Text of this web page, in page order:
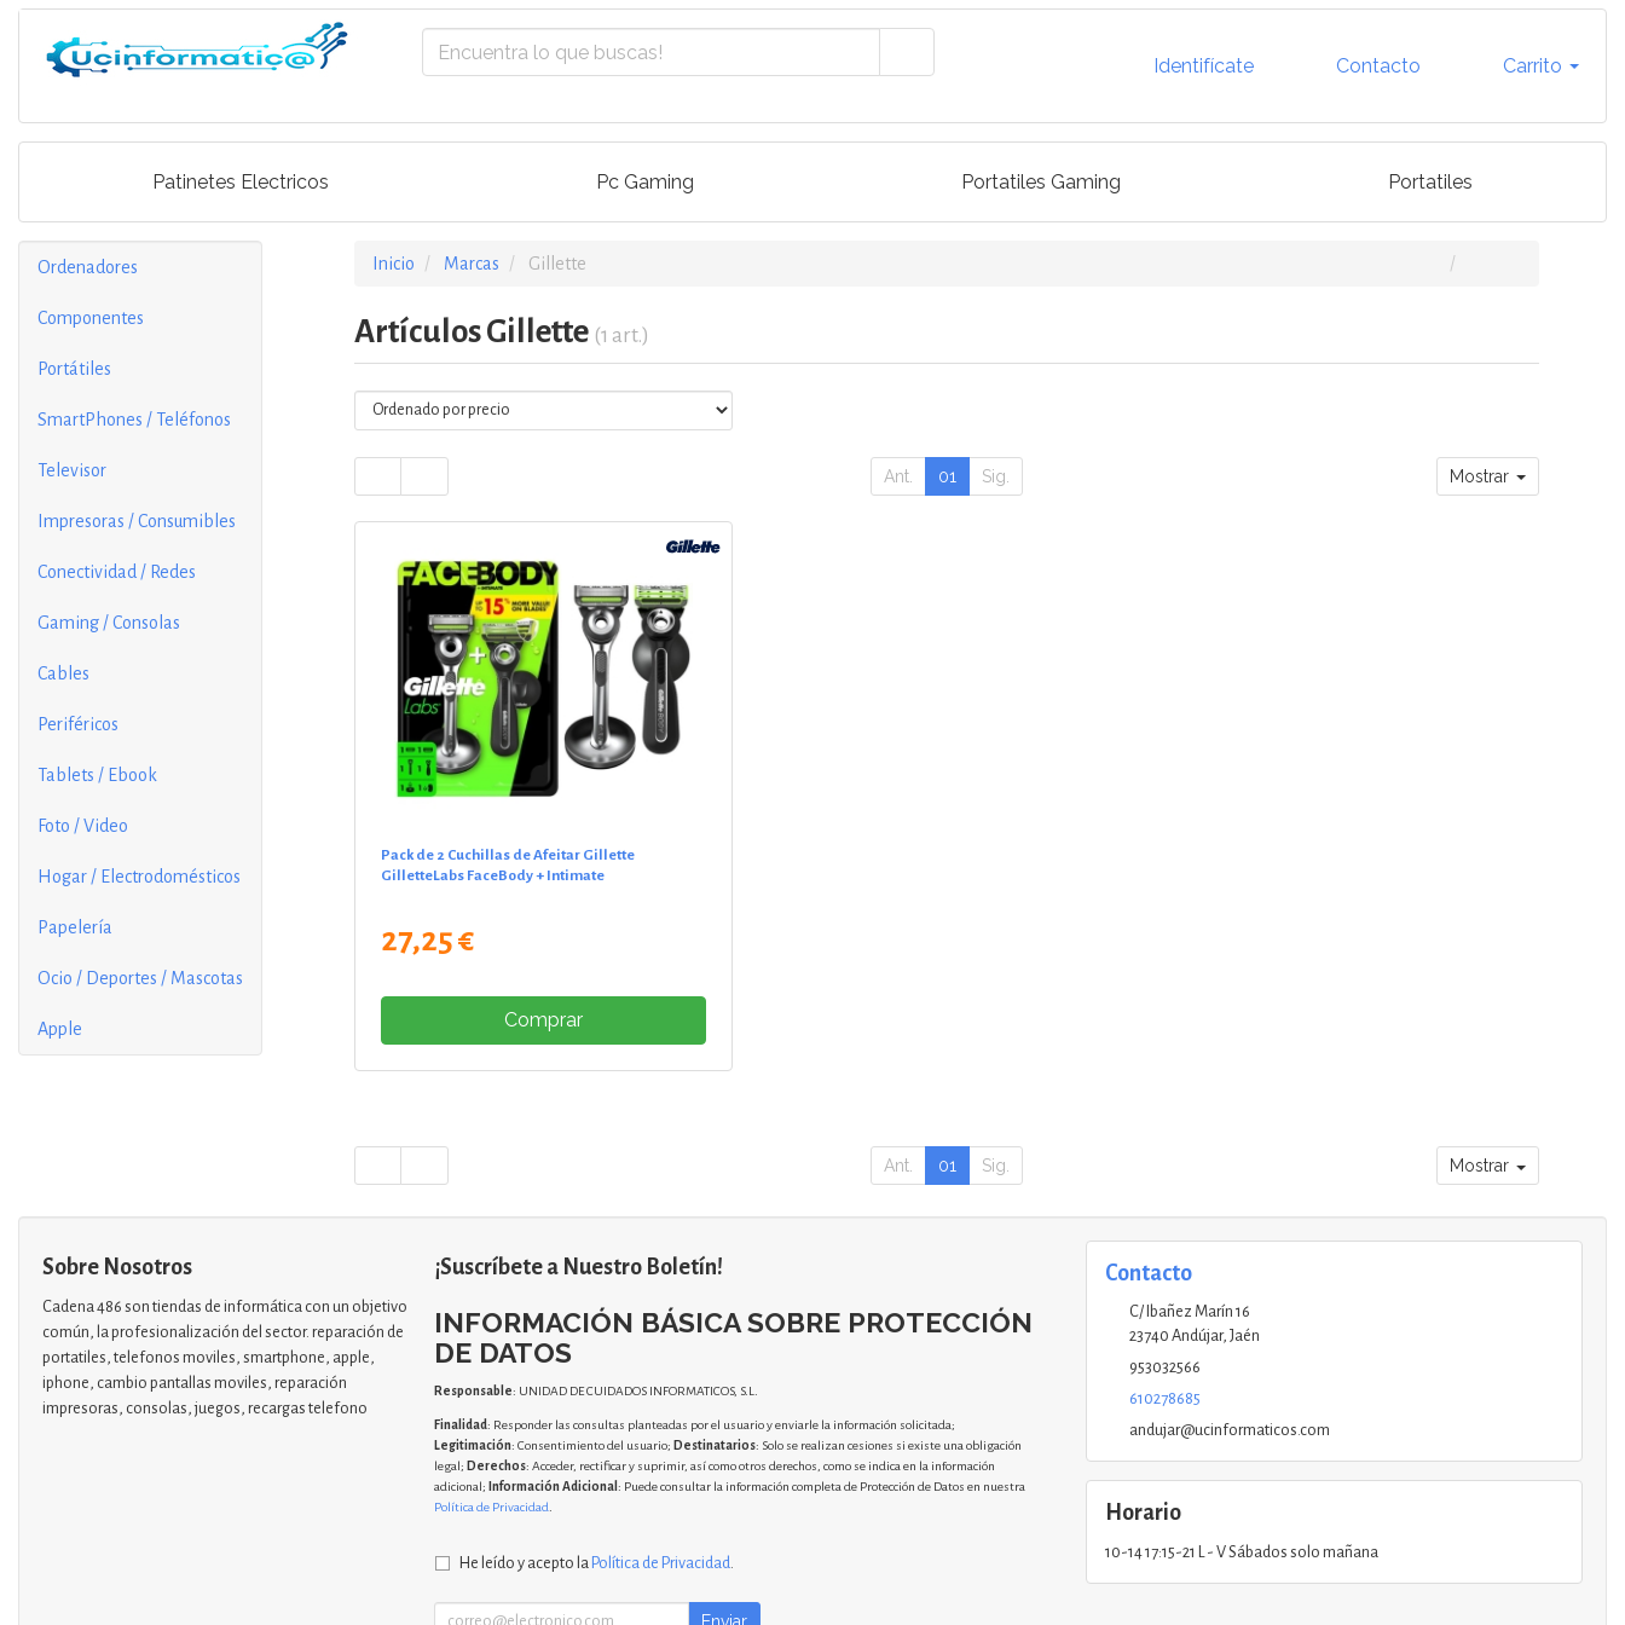
Identifícate Contacto Carrito
Patinetes Electricos Pc Gaming Portatiles Gaming Portatiles
Ordenadores
Componentes
Portátiles
SmartPhones / Teléfonos
Televisor
Impresoras / Consumibles
Conectividad / Redes
Gaming / Consolas
Cables
Periféricos
Tablets / Ebook
Foto / Video
Hogar / Electrodomésticos
Papelería
Ocio / Deportes / Mascotas
Apple
Inicio Marcas Gillette
Artículos Gillette (1 art.)
Ant. 01 Sig. Mostrar
Pack de 2 Cuchillas de Afeitar Gillette
GilletteLabs FaceBody + Intimate
27,25 €
Comprar
Ant. 01 Sig. Mostrar
Sobre Nosotros
Cadena 486 son tiendas de informática con un objetivo
común, la profesionalización del sector. reparación de
portatiles, telefonos moviles, smartphone, apple,
iphone, cambio pantallas moviles, reparación
impresoras, consolas, juegos, recargas telefono
¡Suscríbete a Nuestro Boletín!
INFORMACIÓN BÁSICA SOBRE PROTECCIÓN
DE DATOS
Responsable: UNIDAD DE CUIDADOS INFORMATICOS, S.L.
Finalidad: Responder las consultas planteadas por el usuario y enviarle la información solicitada;
Legitimación: Consentimiento del usuario; Destinatarios: Solo se realizan cesiones si existe una obligación
legal; Derechos: Acceder, rectificar y suprimir, así como otros derechos, como se indica en la información
adicional; Información Adicional : Puede consultar la información completa de Protección de Datos en nuestra
Política de Privacidad
He leído y acepto la Política de Privacidad.
Contacto
C/ Ibañez Marín 16
23740 Andújar, Jaén
953032566
610278685
andujar@ucinformaticos.com
Horario
10-14 17:15-21 L - V Sábados solo mañana